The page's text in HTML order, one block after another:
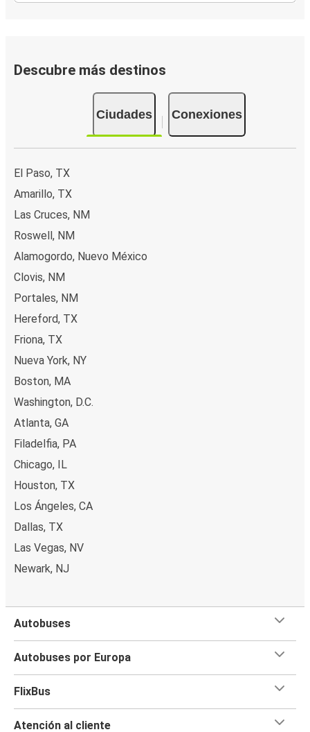
Descubre más destinos
Ciudades Conexiones
El Paso, TX
Amarillo, TX
Las Cruces, NM
Roswell, NM
Alamogordo, Nuevo México
Clovis, NM
Portales, NM
Hereford, TX
Friona, TX
Nueva York, NY
Boston, MA
Washington, D.C.
Atlanta, GA
Filadelfia, PA
Chicago, IL
Houston, TX
Los Ángeles, CA
Dallas, TX
Las Vegas, NV
Newark, NJ
Autobuses
Autobuses por Europa
FlixBus
Atención al cliente